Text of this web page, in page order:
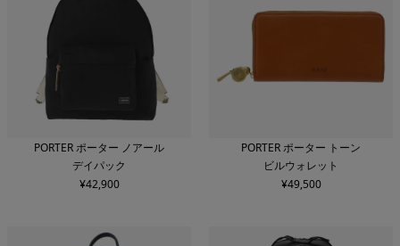
性別
価格
アイテム
カラー
新着順 価格高い順
PORTER ポーター ノアール
デイパック
¥42,900
PORTER ポーター トーン
ビルウォレット
¥49,500